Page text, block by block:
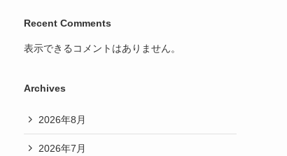
Recent Comments
表示できるコメントはありません。
Archives
2026年8月
2026年7月